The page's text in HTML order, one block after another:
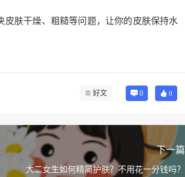
肤干燥、粗糙等问题，让你的皮肤保持水
好文 0 0
下一篇
大二女生如何精简护肤？不用花一分钱吗？